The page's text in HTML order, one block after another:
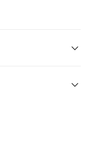
легко и